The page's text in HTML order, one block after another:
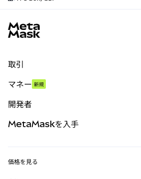
取引
パーペチュアル
RWA
マネー 新規
開発者
MetaMaskを入手
価格を見る